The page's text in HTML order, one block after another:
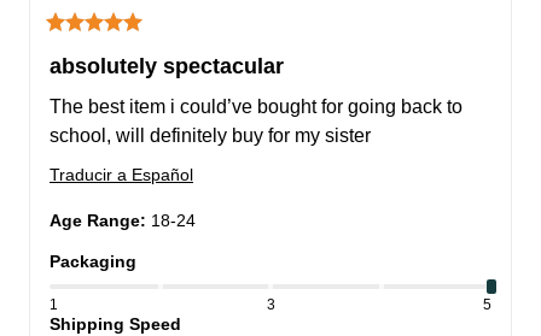
absolutely spectacular
The best item i could’ve bought for going back to
school, will definitely buy for my sister
Traducir a Español
Age Range: 18-24
Packaging
1 3 5
Shipping Speed